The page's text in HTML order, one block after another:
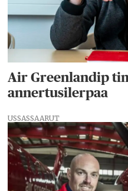
Air Greenlandip
annertusilerpaa
USSASSAARUT